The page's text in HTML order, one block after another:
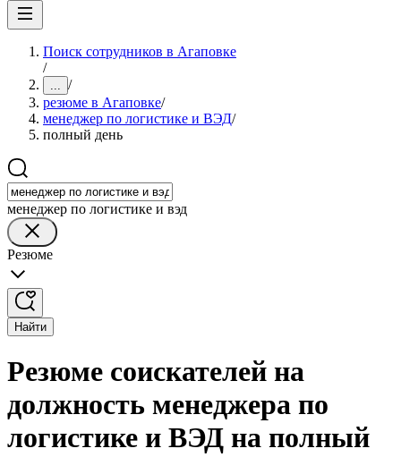
Поиск сотрудников в Агаповке
/
... /
резюме в Агаповке/
менеджер по логистике и ВЭД/
полный день
менеджер по логистике и вэд
Резюме
Найти
Резюме соискателей на
должность менеджера по
логистике и ВЭД на полный